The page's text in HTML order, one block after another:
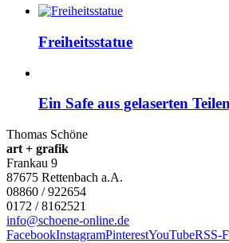
Freiheitsstatue
Ein Safe aus gelaserten
Thomas Schöne
art + grafik
Frankau 9
87675 Rettenbach a.A.
08860 / 922654
0172 / 8162521
info@schoene-online.de
FacebookInstagramPinterestYouTubeRSS-